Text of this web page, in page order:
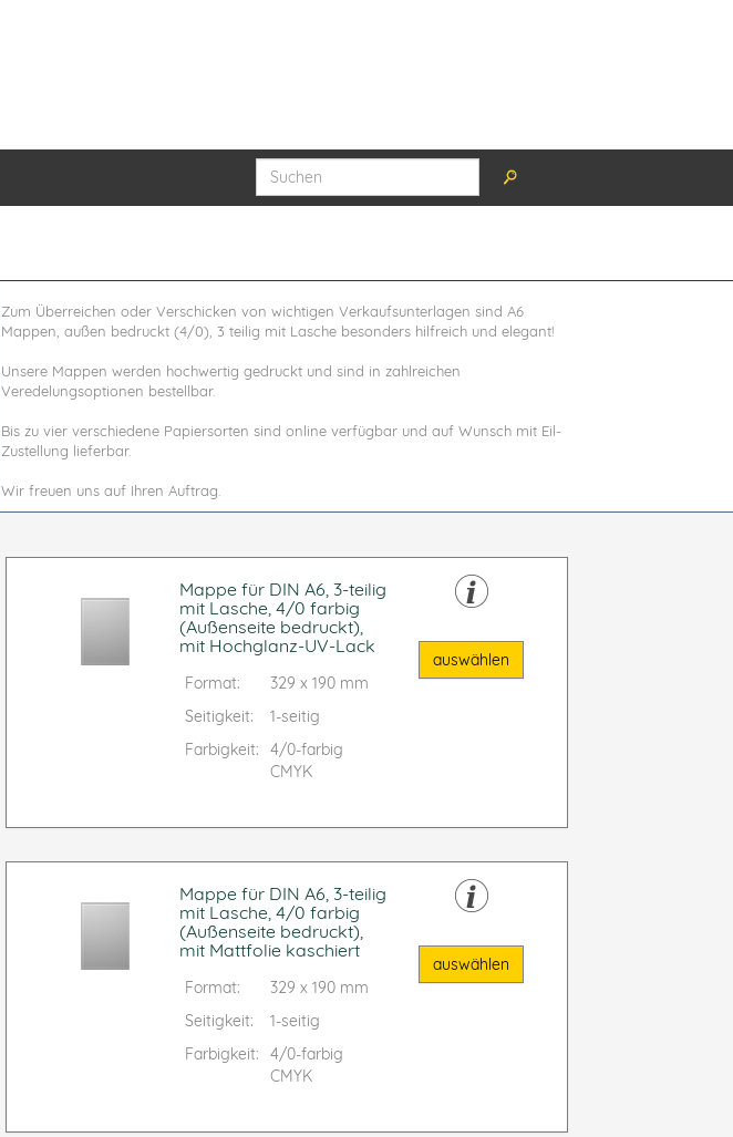
Zum Überreichen oder Verschicken von wichtigen Verkaufsunterlagen sind A6
Mappen, außen bedruckt (4/0), 3 teilig mit Lasche besonders hilfreich und elegant!
Unsere Mappen werden hochwertig gedruckt und sind in zahlreichen
Veredelungsoptionen bestellbar.
Bis zu vier verschiedene Papiersorten sind online verfügbar und auf Wunsch mit Eil-
Zustellung lieferbar.
Wir freuen uns auf Ihren Auftrag.
Mappe für DIN A6, 3-teilig
mit Lasche, 4/0 farbig
(Außenseite bedruckt),
mit Hochglanz-UV-Lack
Format:
329 x 190 mm
Seitigkeit:
1-seitig
Farbigkeit:
4/0-farbig
CMYK
auswählen
Mappe für DIN A6, 3-teilig
mit Lasche, 4/0 farbig
(Außenseite bedruckt),
mit Mattfolie kaschiert
Format:
329 x 190 mm
Seitigkeit:
1-seitig
Farbigkeit:
4/0-farbig
CMYK
auswählen